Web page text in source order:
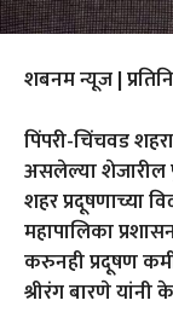
शबनम न्यूज |
पिंपरी-चिंचवड
असलेल्या शेजारील
शहर प्रदूषणाच्या
महापालिका
करुनही प्रदूषण
श्रीरंग बारणे